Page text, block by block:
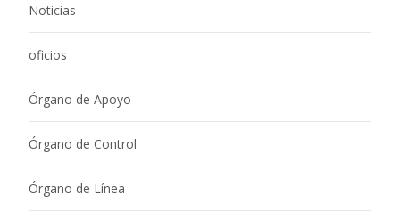
Noticias
oficios
Órgano de Apoyo
Órgano de Control
Órgano de Línea